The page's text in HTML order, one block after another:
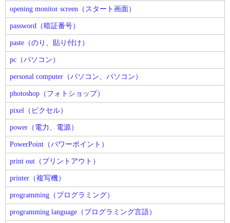
opening monitor screen（スタート画面）
password（暗証番号）
paste（のり、貼り付け）
pc（パソコン）
personal computer（パソコン、パソコン）
photoshop（フォトショップ）
pixel（ピクセル）
power（電力、電源）
PowerPoint（パワーポイント）
print out（プリントアウト）
printer（複写機）
programming（プログラミング）
programming language（プログラミング言語）